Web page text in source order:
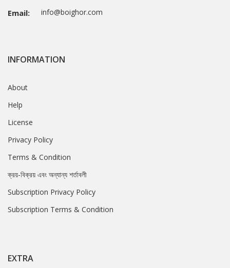
Email: info@boighor.com
INFORMATION
About
Help
License
Privacy Policy
Terms & Condition
ক্রয়-বিক্রয় এবং অন্যান্য শর্তাবলী
Subscription Privacy Policy
Subscription Terms & Condition
EXTRA